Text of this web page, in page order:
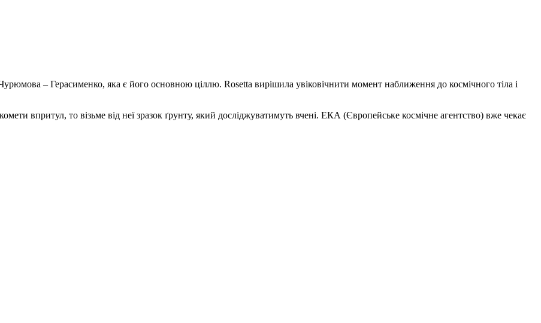
– Герасименко, яка є його основною ціллю. Rosetta вирішила увіковічнити момент наближення до космічного тіла і
впритул, то візьме від неї зразок ґрунту, який досліджуватимуть вчені. ЕКА (Європейське космічне агентство) вже чекає